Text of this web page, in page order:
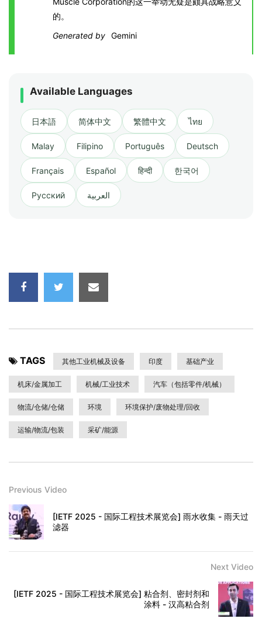
的。
Generated by Gemini
Available Languages
日本語 简体中文 繁體中文 ไทย
Malay Filipino Português Deutsch
Français Español हिन्दी 한국어
Русский العربية
TAGS 其他工业机械及设备 印度 基础产业
机床/金属加工 机械/工业技术 汽车（包括零件/机械）
物流/仓储/仓储 环境 环境保护/废物处理/回收
运输/物流/包装 采矿/能源
Previous Video
[IETF 2025 - 国际工程技术展览会] 雨水收集 - 雨天过
滤器
Next Video
[IETF 2025 - 国际工程技术展览会] 粘合剂、密封剂和
涂料 - 汉高粘合剂